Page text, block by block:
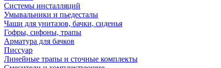
Системы инсталляций
Умывальники и пьедесталы
Чаши для унитазов, бачки, сиденья
Гофры, сифоны, трапы
Арматура для бачков
Писсуар
Линейные трапы и сточные комплекты